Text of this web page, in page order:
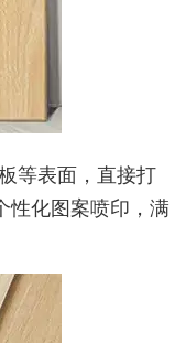
等表面，直接打
性化图案喷印，满